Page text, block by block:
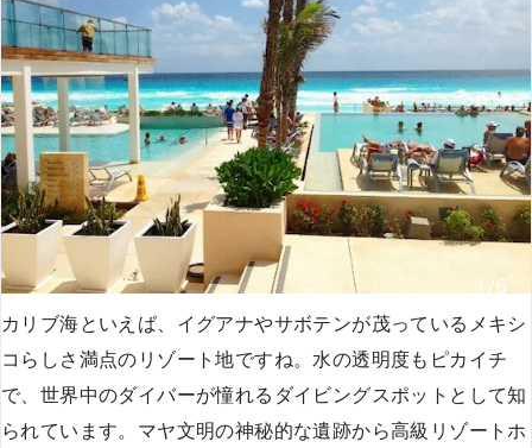
カリブ海といえば、イグアナやサボテンが茂っているメキシ
コらしさ満点のリゾート地ですね。水の透明度もピカイチ
で、世界中のダイバーが憧れるダイビングスポットとして知
られています。マヤ文明の神秘的な遺跡から高級リゾートホ